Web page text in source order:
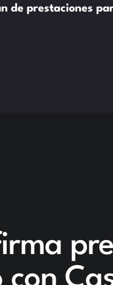
de prestaciones